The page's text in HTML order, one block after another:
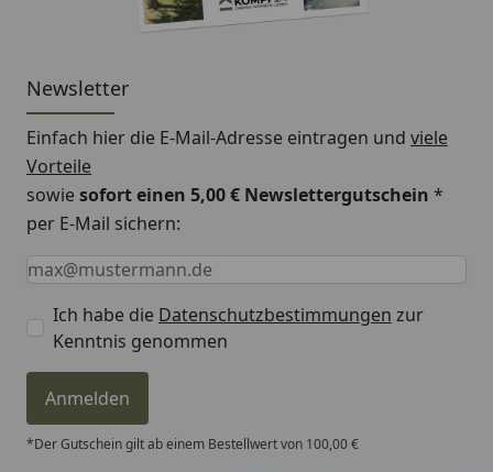
Newsletter
Einfach hier die E-Mail-Adresse eintragen und viele
Vorteile
sowiesofort einen 5,00 € Newslettergutschein *
per E-Mail sichern:
Keine Eingabe erforderlich
Eingabe erforderlich
E-Mail *
Ich habe die Datenschutzbestimmungen zur
Kenntnis genommen
Anmelden
*Der Gutschein gilt ab einem Bestellwert von 100,00 €